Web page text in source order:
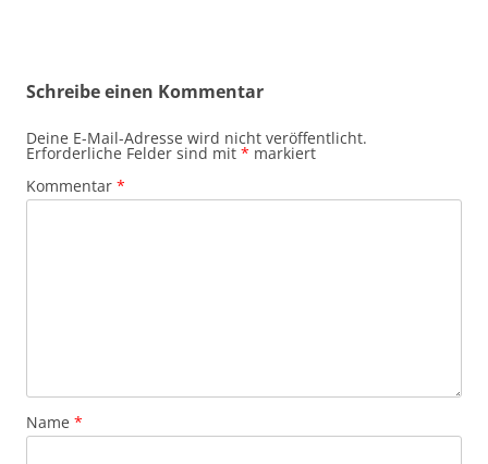
Schreibe einen Kommentar
Deine E-Mail-Adresse wird nicht veröffentlicht.
Erforderliche Felder sind mit * markiert
Kommentar *
Name *